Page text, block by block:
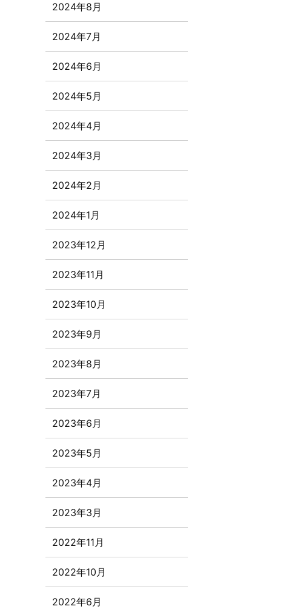
2024年8月
2024年7月
2024年6月
2024年5月
2024年4月
2024年3月
2024年2月
2024年1月
2023年12月
2023年11月
2023年10月
2023年9月
2023年8月
2023年7月
2023年6月
2023年5月
2023年4月
2023年3月
2022年11月
2022年10月
2022年6月